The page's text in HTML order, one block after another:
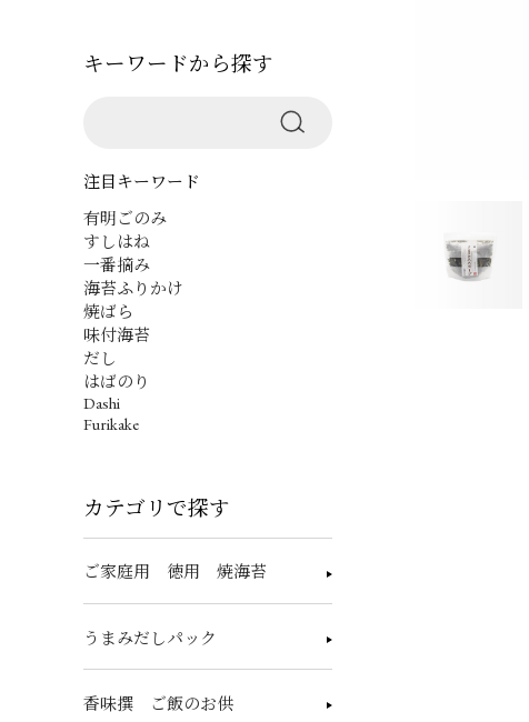
キーワードから探す
注目キーワード
有明ごのみ
すしはね
一番摘み
海苔ふりかけ
焼ばら
味付海苔
だし
はばのり
Dashi
Furikake
カテゴリで探す
ご家庭用 徳用 焼海苔
うまみだしパック
香味撰 ご飯のお供